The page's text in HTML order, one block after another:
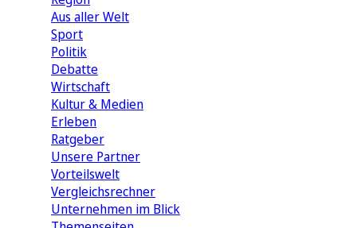
Aus aller Welt
Sport
Politik
Debatte
Wirtschaft
Kultur & Medien
Erleben
Ratgeber
Unsere Partner
Vorteilswelt
Vergleichsrechner
Unternehmen im Blick